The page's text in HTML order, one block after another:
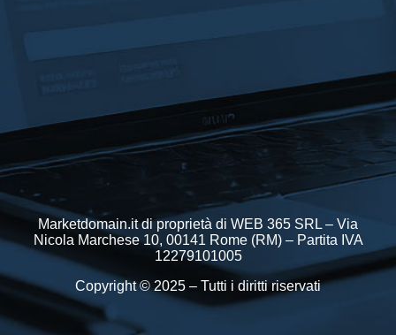
Marketdomain.it di proprietà di WEB 365 SRL – Via
Nicola Marchese 10, 00141 Rome (RM) – Partita IVA
12279101005
Copyright © 2025 – Tutti i diritti riservati